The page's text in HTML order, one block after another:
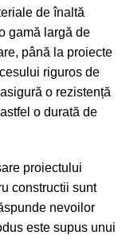
de înaltă
gamă largă de
până la proiecte
riguros de
o rezistență
o durată de
proiectului
constructii sunt
nevoilor
este supus unui